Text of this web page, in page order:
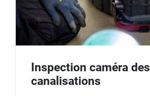
Inspection caméra des
canalisations